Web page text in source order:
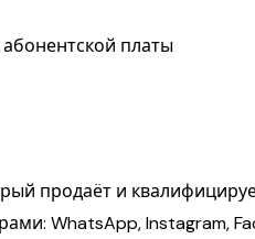
абонентской платы
продаёт и
WhatsApp, Instagram,